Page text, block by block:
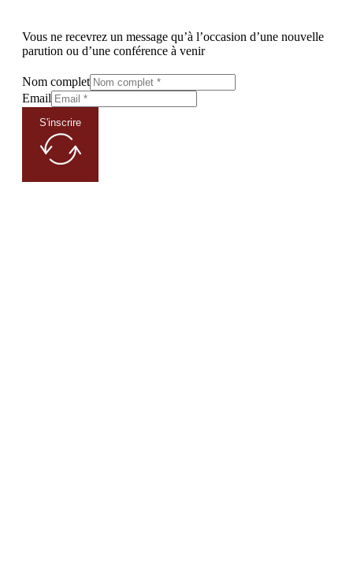
Vous ne recevrez un message qu’à l’occasion d’une nouvelle
parution ou d’une conférence à venir
Nom complet
Email
S'inscrire